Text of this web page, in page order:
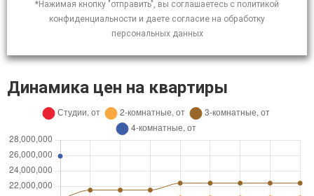
*Нажимая кнопку "отправить", вы соглашаетесь с политикой
конфиденциальности и даете согласие на обработку
персональных данных
Динамика цен на квартиры